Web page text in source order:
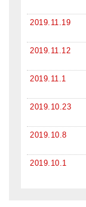
2019.11.19
2019.11.12
2019.11.1
2019.10.23
2019.10.8
2019.10.1